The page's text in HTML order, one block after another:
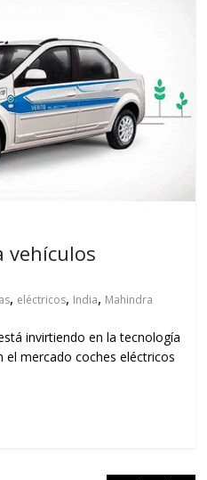
vehículos
, eléctricos, India, Mahindra
invirtiendo en la tecnología
el mercado coches eléctricos